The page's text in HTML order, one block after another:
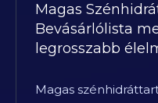
Magas
Bevásárlólista
legrosszabb
Magas